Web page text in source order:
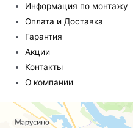
Информация по монтажу
Оплата и Доставка
Гарантия
Акции
Контакты
О компании